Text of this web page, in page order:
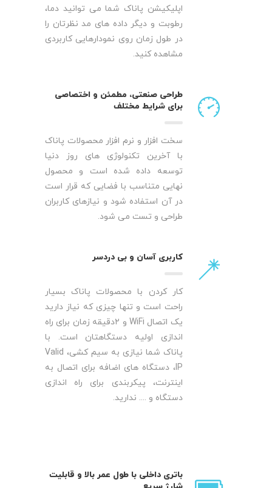
اپلیکیشن پاناک شما می توانید دما،
رطوبت و دیگر داده های مد نظرتان را
در طول زمان روی نمودارهایی کاربردی
مشاهده کنید.
طراحی صنعتی، مطمئن و اختصاصی
برای شرایط مختلف
سخت افزار و نرم افزار محصولات پاناک
با آخرین تکنولوژی های روز دنیا
توسعه داده شده است و محصول
نهایی متناسب با فضایی که قرار است
در آن استفاده شود و نیازهای کاربران
طراحی و تست می شود.
کاربری آسان و بی دردسر
کار کردن با محصولات پاناک بسیار
راحت است و تنها چیزی که نیاز دارید
یک اتصال WiFi و ۲دقیقه زمان برای راه
اندازی اولیه دستگاهتان است. با
پاناک شما نیازی به سیم کشی، Valid
IP، دستگاه های اضافه برای اتصال به
اینترنت، پیکربندی برای راه اندازی
دستگاه و .... ندارید.
باتری داخلی با طول عمر بالا و قابلیت